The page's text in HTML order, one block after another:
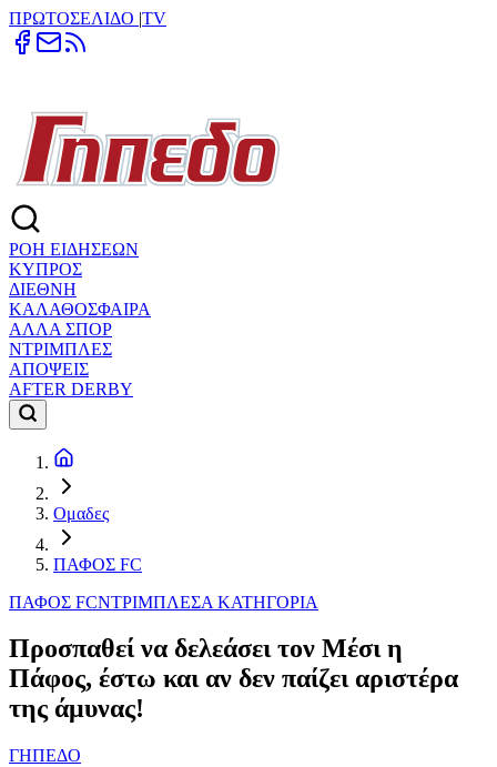
ΠΡΩΤΟΣΕΛΙΔΟ |TV
ΡΟΗ ΕΙΔΗΣΕΩΝ
ΚΥΠΡΟΣ
ΔΙΕΘΝΗ
ΚΑΛΑΘΟΣΦΑΙΡΑ
ΑΛΛΑ ΣΠΟΡ
ΝΤΡΙΜΠΛΕΣ
ΑΠΟΨΕΙΣ
AFTER DERBY
Ομαδες
ΠΑΦΟΣ FC
ΠΑΦΟΣ FCΝΤΡΙΜΠΛΕΣΑ ΚΑΤΗΓΟΡΙΑ
Προσπαθεί να δελεάσει τον Μέσι η
Πάφος, έστω και αν δεν παίζει αριστέρα
της άμυνας!
ΓΗΠΕΔΟ